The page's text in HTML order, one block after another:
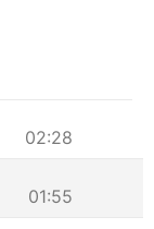
02:28
01:55